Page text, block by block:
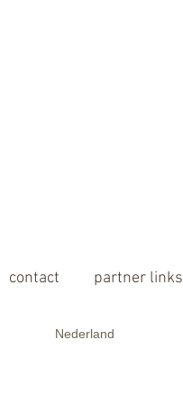
contact partner links
Nederland